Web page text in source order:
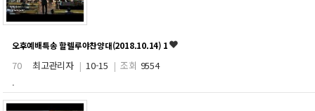
오후예배특송 할렐루야찬양대(2018.10.14) 1
70 최고관리자 | 10-15 | 조회 9554
.